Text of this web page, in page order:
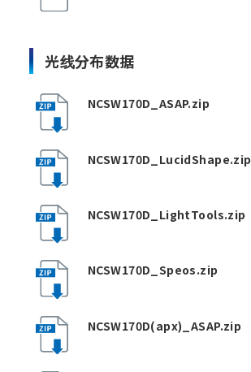
光线分布数据
NCSW170D_ASAP.zip
NCSW170D_LucidShape.zip
NCSW170D_LightTools.zip
NCSW170D_Speos.zip
NCSW170D(apx)_ASAP.zip